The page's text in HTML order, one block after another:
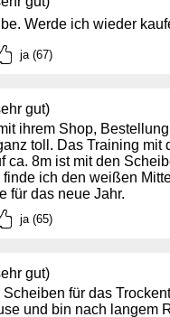
Werde ich wieder
ja (67)
gut)
ihrem Shop,
toll. Das Training mit
ca. 8m ist mit den
ich den weißen
für das neue Jahr.
ja (65)
gut)
für das
und bin nach langem